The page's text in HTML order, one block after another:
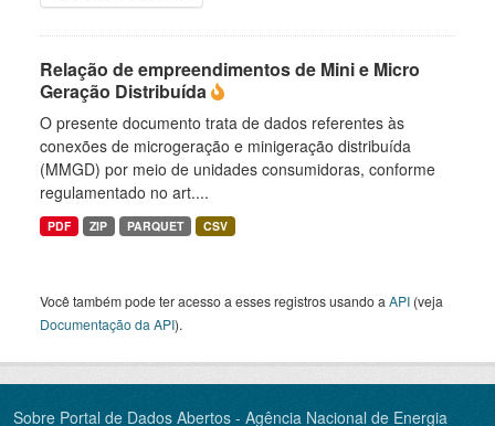
Relação de empreendimentos de Mini e Micro
Geração Distribuída
O presente documento trata de dados referentes às
conexões de microgeração e minigeração distribuída
(MMGD) por meio de unidades consumidoras, conforme
regulamentado no art....
PDF ZIP PARQUET CSV
Você também pode ter acesso a esses registros usando a API (veja
Documentação da API).
Sobre Portal de Dados Abertos - Agência Nacional de Energia